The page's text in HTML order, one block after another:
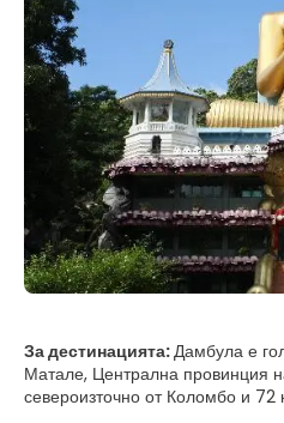
За дестинацията:Дамбула е
Матале, Централна провинция
североизточно от Коломбо и 72